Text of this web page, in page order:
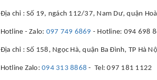
Địa chỉ : Số 19, ngách 112/37, Nam Dư, quận
Hotline - Zalo: 097 749 6869 - Hotline: 094 698
Địa chỉ : Số 158, Ngọc Hà, quận Ba Đình, TP Hà
Hotline Zalo: 094 313 8868- Tel: 097 181 1122